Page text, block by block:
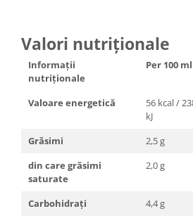
Valori nutriționale
Informații
nutriționale
Per 100 ml
Valoare energetică
56 kcal /
kJ
Grăsimi 2,5 g
din care grăsimi
saturate
2,0 g
Carbohidrați 4,4 g